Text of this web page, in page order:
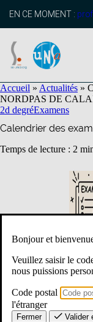
principal
EN CE MOMENT :
Accueil » Actualités »
NORDPAS DE
2d degréExamens
Calendrier des
Temps de lecture : 2
Bonjour et
Veuillez saisir le
nous puissions
Code postal
l'étranger
Fermer Valider